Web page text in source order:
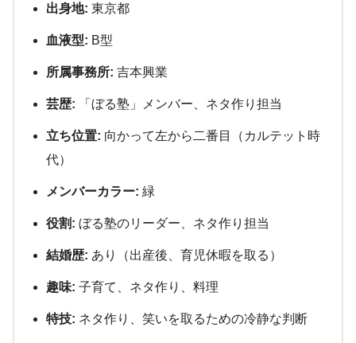
出身地: 東京都
血液型: B型
所属事務所: 吉本興業
芸歴: 「ぼる塾」メンバー、ネタ作り担当
立ち位置: 向かって左から二番目（カルテット時
代）
メンバーカラー: 緑
役割: ぼる塾のリーダー、ネタ作り担当
結婚歴: あり（出産後、育児休暇を取る）
趣味: 子育て、ネタ作り、料理
特技: ネタ作り、笑いを取るための冷静な判断